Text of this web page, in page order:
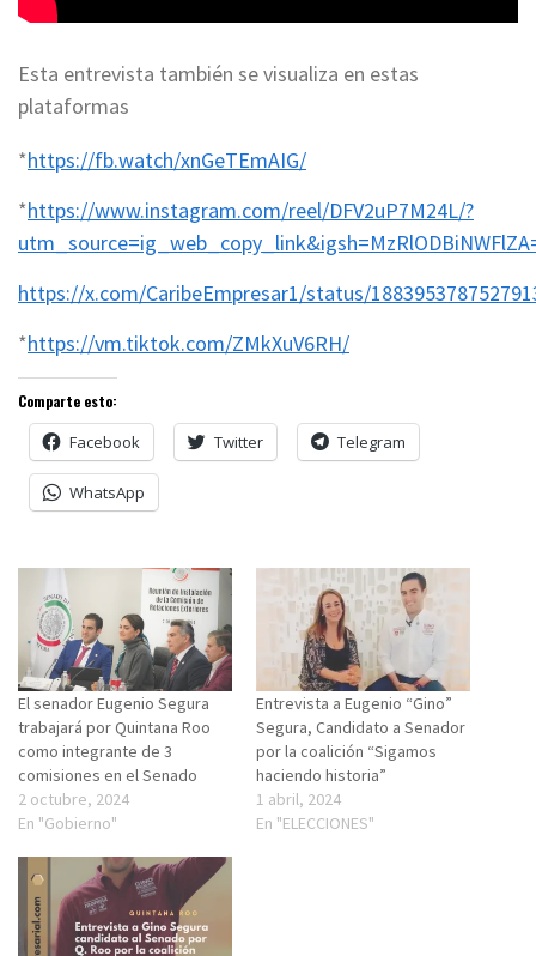
Esta entrevista también se visualiza en estas
plataformas
*https://fb.watch/xnGeTEmAIG/
*https://www.instagram.com/reel/DFV2uP7M24L/?
https://x.com/CaribeEmpresar1/status/
*https://vm.tiktok.com/ZMkXuV6RH/
Comparte esto:
Facebook Twitter Telegram
WhatsApp
El senador Eugenio Segura
trabajará por Quintana Roo
como integrante de 3
comisiones en el Senado
2 octubre, 2024
En "Gobierno"
Entrevista a Eugenio “Gino”
Segura, Candidato a Senador
por la coalición “Sigamos
haciendo historia”
1 abril, 2024
En "ELECCIONES"